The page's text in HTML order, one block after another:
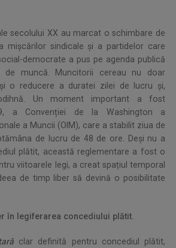
secolului XX au marcat o schimbare de
mișcărilor sindicale și a partidelor care
democrate a pus pe agenda publică
de muncă. Muncitorii cereau nu doar
o reducere a duratei zilei de lucru și,
Un moment important a fost
a Convenției de la Washington a
a Muncii (OIM), care a stabilit ziua de
de lucru de 48 de ore. Deși nu a
plătit, această reglementare a fost o
viitoarele legi, a creat spațiul temporal
de timp liber să devină o posibilitate
în legiferarea concediului plătit.
clar definită pentru concediul plătit,